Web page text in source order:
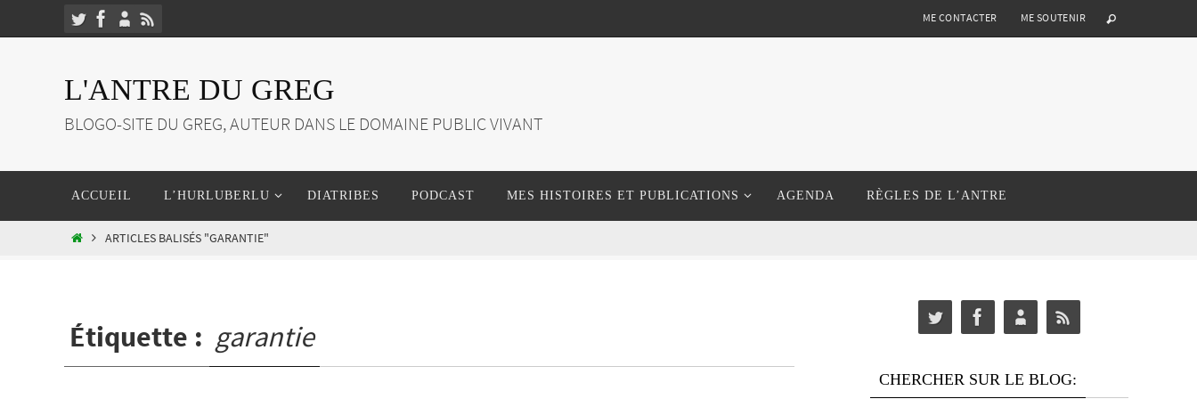
vers
ME CONTACTER ME SOUTENIR
L'ANTRE DU GREG
BLOGO-SITE DU GREG, AUTEUR DANS LE DOMAINE PUBLIC VIVANT
le
ACCUEIL L’HURLUBERLU DIATRIBES PODCAST MES HISTOIRES ET PUBLICATIONS AGENDA RÈGLES DE L’ANTRE
HOMEARTICLES BALISÉS "GARANTIE"
Étiquette : garantie
CHERCHER SUR LE BLOG: